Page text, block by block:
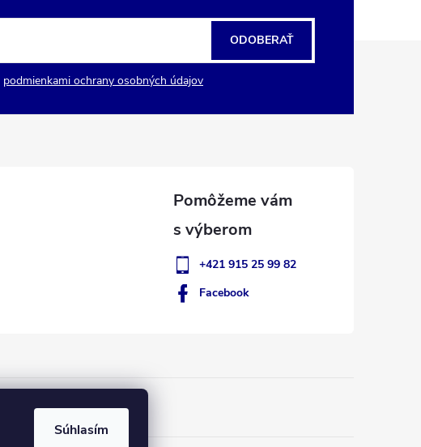
Súhlasím
podmienkami ochrany osobných údajov
ODOBERAŤ
+421 915 25 99 82
Facebook